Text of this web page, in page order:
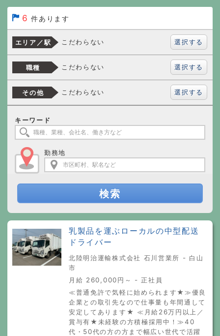
6 件あります
エリア／駅 こだわらない 選択する
職種 こだわらない 選択する
その他 こだわらない 選択する
キーワード
勤務地
検索
乳製品を運ぶローカルの中型配送
ドライバー
北陸明治運輸株式会社 石川営業所 - 白山
市
月給 260,000円～ - 正社員
≪普通免許で気軽に始められます★≫優良
企業との取引先なので仕事量も年間通して
安定してあります★ ≪月給26万円以上／
賞与有★未経験の方積極採用中！≫40
代・50代の方の方まで幅広い世代で活躍